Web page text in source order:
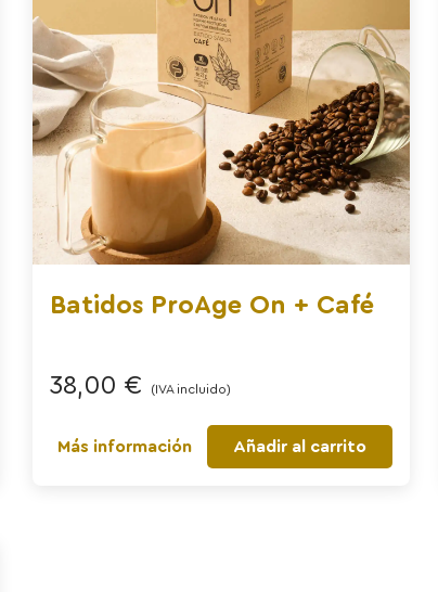
Batidos ProAge On + Café
38,00 € (IVA incluido)
Más información Añadir al carrito